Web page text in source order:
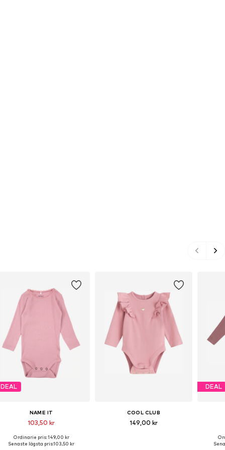
DEAL
NAME IT
103,50 kr
Tillgänglig i många storlekar
Ordinarie pris: 149,00 kr
Senaste lägsta pris:103,50 kr
COOL CLUB
149,00 kr
DEAL